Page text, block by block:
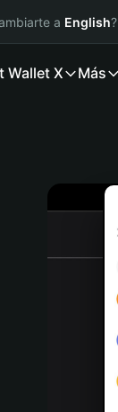
a English?
Wallet X Más